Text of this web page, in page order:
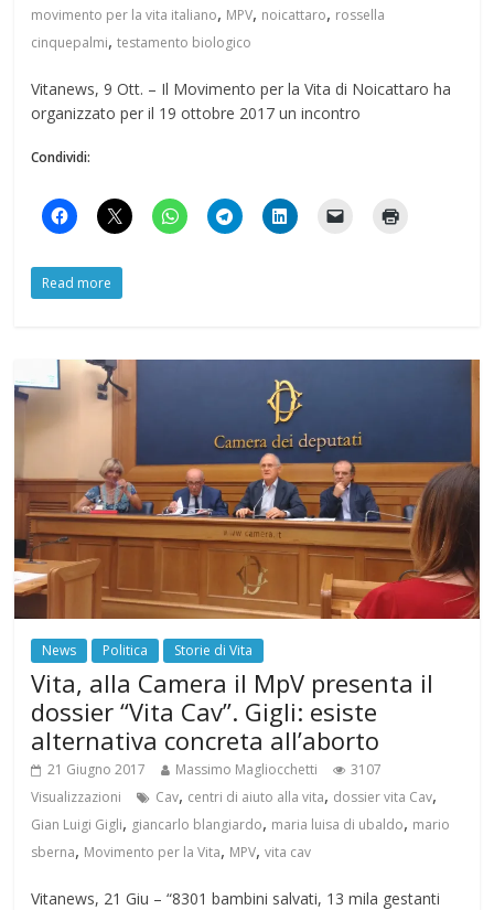
movimento per la vita italiano, MPV, noicattaro, rossella
cinquepalmi,testamento biologico
Vitanews, 9 Ott. – Il Movimento per la Vita di Noicattaro ha
organizzato per il 19 ottobre 2017 un incontro
Condividi:
Read more
News Politica Storie di Vita
Vita, alla Camera il MpV presenta il
dossier “Vita Cav”. Gigli: esiste
alternativa concreta all’aborto
21 Giugno 2017 Massimo Magliocchetti
3107
Visualizzazioni
Cav, centri di aiuto alla vita, dossier vita Cav,
Gian Luigi Gigli, giancarlo blangiardo, maria luisa di ubaldo, mario
sberna, Movimento per la Vita, MPV,vita cav
Vitanews, 21 Giu – “8301 bambini salvati, 13 mila gestanti